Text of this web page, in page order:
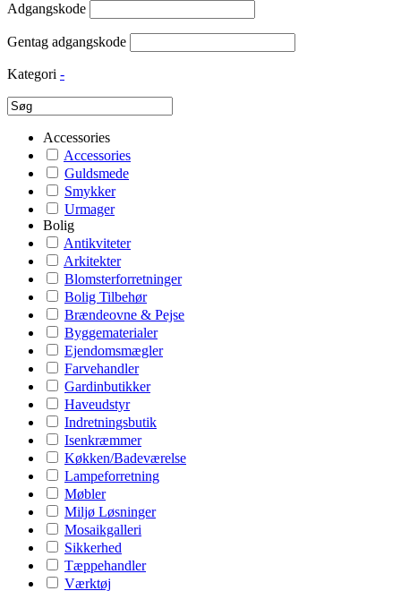
Adgangskode
Gentag adgangskode
Kategori -
Accessories
Accessories
Guldsmede
Smykker
Urmager
Bolig
Antikviteter
Arkitekter
Blomsterforretninger
Bolig Tilbehør
Brændeovne & Pejse
Byggematerialer
Ejendomsmægler
Farvehandler
Gardinbutikker
Haveudstyr
Indretningsbutik
Isenkræmmer
Køkken/Badeværelse
Lampeforretning
Møbler
Miljø Løsninger
Mosaikgalleri
Sikkerhed
Tæppehandler
Værktøj